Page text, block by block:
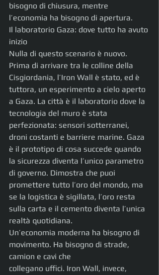
bisogno di chiusura, mentre
l’economia ha bisogno di apertura.
Il laboratorio Gaza: dove tutto ha avuto
inizio
Nulla di questo scenario è nuovo.
Prima di arrivare tra le colline della
Cisgiordania, l’Iron Wall è stato, ed è
tuttora, un esperimento a cielo aperto
a Gaza. La città è il laboratorio dove la
tecnologia del muro è stata
perfezionata: sensori sotterranei,
droni costanti e barriere marine. Gaza
è il prototipo di cosa succede quando
la sicurezza diventa l’unico parametro
di governo. Dimostra che puoi
promettere tutto l’oro del mondo, ma
se la logistica è sigillata, l’oro resta
sulla carta e il cemento diventa l’unica
realtà quotidiana.
Un’economia moderna ha bisogno di
movimento. Ha bisogno di strade,
camion e cavi che
collegano uffici. Iron Wall, invece,